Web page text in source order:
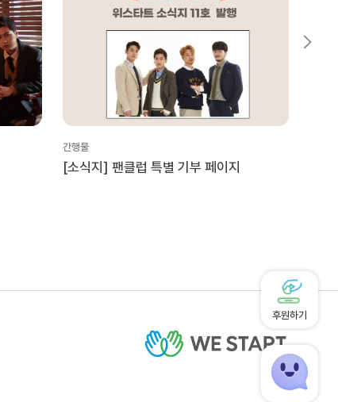
간행물
[소식지] 팬클럽 특별 기부 페이지
후원하기